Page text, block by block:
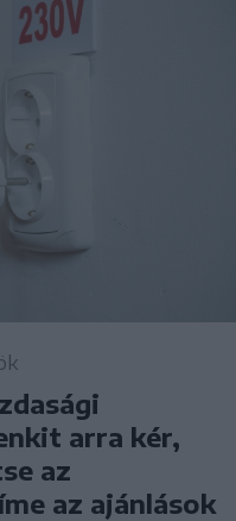
arra kér,
az
az ajánlások